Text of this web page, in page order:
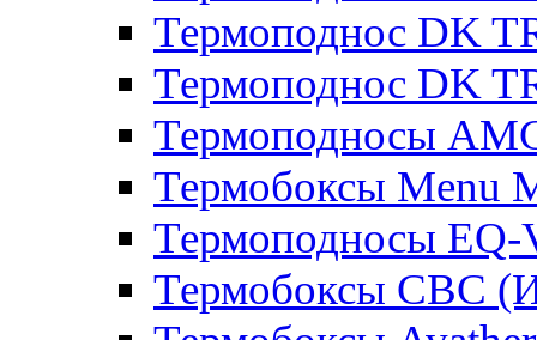
Термоподнос DK
Термоподнос DK
Термоподносы
Термобоксы Menu
Термоподносы EQ-
Термобоксы CBC